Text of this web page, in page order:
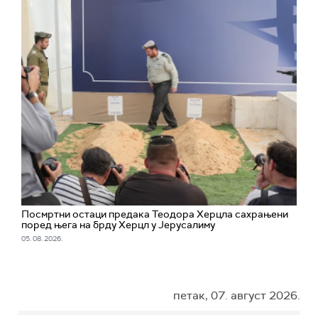
Посмртни остаци предака Теодора Херцла сахрањени
поред њега на брду Херцл у Јерусалиму
05. 08. 2026.
петак, 07. август 2026.